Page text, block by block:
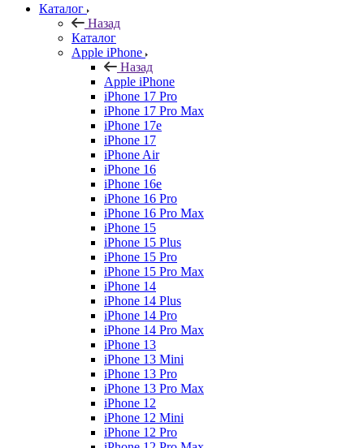
Каталог
Назад
Каталог
Apple iPhone
Назад
Apple iPhone
iPhone 17 Pro
iPhone 17 Pro Max
iPhone 17e
iPhone 17
iPhone Air
iPhone 16
iPhone 16e
iPhone 16 Pro
iPhone 16 Pro Max
iPhone 15
iPhone 15 Plus
iPhone 15 Pro
iPhone 15 Pro Max
iPhone 14
iPhone 14 Plus
iPhone 14 Pro
iPhone 14 Pro Max
iPhone 13
iPhone 13 Mini
iPhone 13 Pro
iPhone 13 Pro Max
iPhone 12
iPhone 12 Mini
iPhone 12 Pro